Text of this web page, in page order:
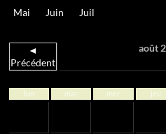
Mai Juin Juil
◄
Précédent
août
lun mar mer jeu